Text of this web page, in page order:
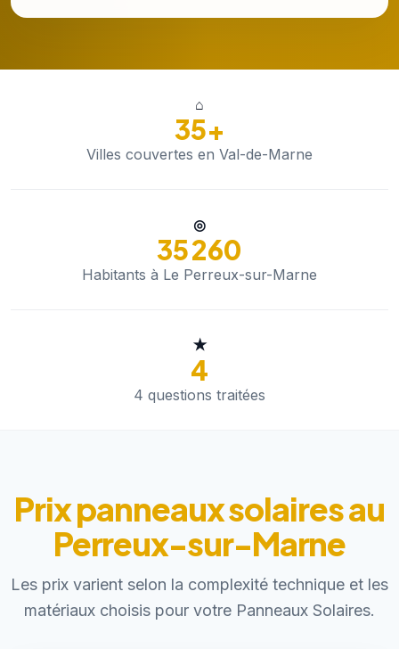
⌂
35+
Villes couvertes en Val-de-Marne
◎
35 260
Habitants à Le Perreux-sur-Marne
★
4
4 questions traitées
Prix panneaux solaires au
Perreux-sur-Marne
Les prix varient selon la complexité technique et les
matériaux choisis pour votre Panneaux Solaires.